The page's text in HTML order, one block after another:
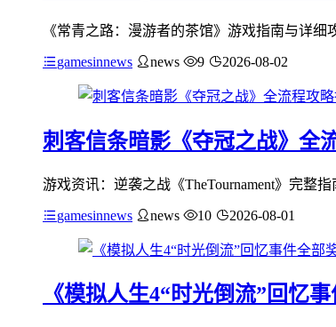
《常青之路：漫游者的茶馆》游戏指南与详
gamesinnews news 9 2026-08-02
刺客信条暗影《夺冠之战》全
游戏资讯：逆袭之战《TheTournament》完整指
gamesinnews news 10 2026-08-01
《模拟人生4“时光倒流”回忆